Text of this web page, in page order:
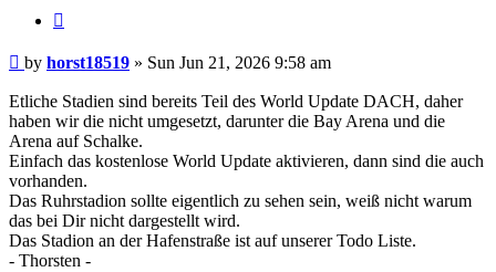
Post
by horst18519 » Sun Jun 21, 2026 9:58 am
Etliche Stadien sind bereits Teil des World Update DACH, daher
haben wir die nicht umgesetzt, darunter die Bay Arena und die
Arena auf Schalke.
Einfach das kostenlose World Update aktivieren, dann sind die auch
vorhanden.
Das Ruhrstadion sollte eigentlich zu sehen sein, weiß nicht warum
das bei Dir nicht dargestellt wird.
Das Stadion an der Hafenstraße ist auf unserer Todo Liste.
- Thorsten -